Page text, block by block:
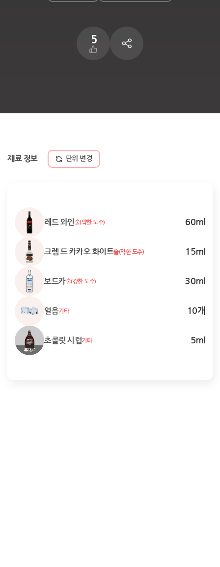
5
재료 정보 단위 변경
레드 와인술(약한 도수) 60ml
크렘 드 카카오 화이트술(약한 도수) 15ml
보드카술(강한 도수) 30ml
얼음기타 10개
부재료
초콜릿 시럽기타 5ml